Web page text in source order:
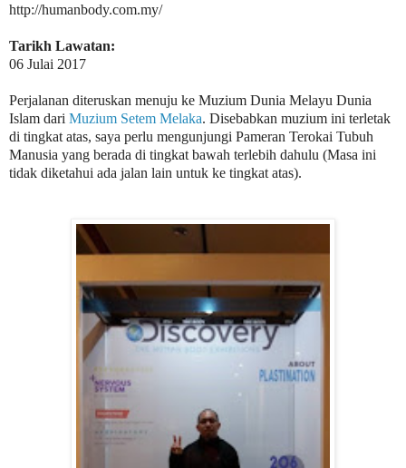
http://humanbody.com.my/
Tarikh Lawatan:
06 Julai 2017
Perjalanan diteruskan menuju ke Muzium Dunia Melayu Dunia
Islam dari Muzium Setem Melaka. Disebabkan muzium ini terletak
di tingkat atas, saya perlu mengunjungi Pameran Terokai Tubuh
Manusia yang berada di tingkat bawah terlebih dahulu (Masa ini
tidak diketahui ada jalan lain untuk ke tingkat atas).